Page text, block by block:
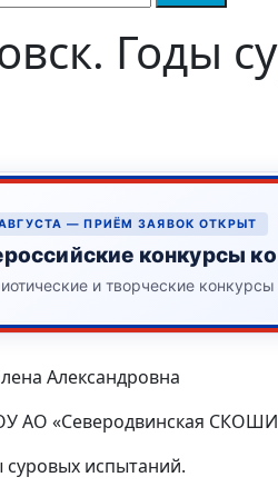
Годы
— ПРИЁМ ЗАЯВОК ОТКРЫТ
конкурсы ко
и творческие
Александровна
АО «Северодвинская
испытаний.